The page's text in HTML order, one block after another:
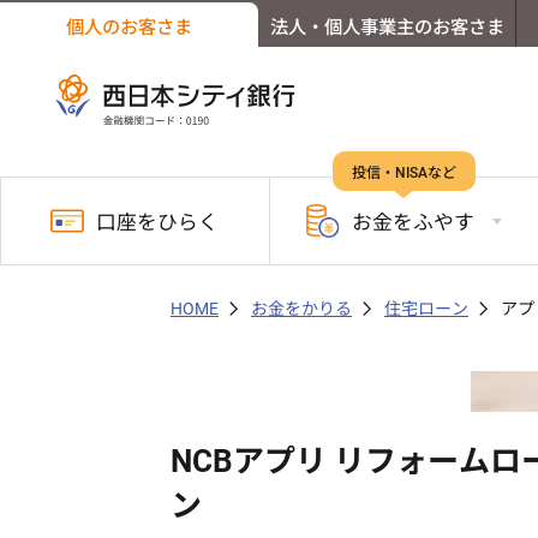
個人のお客さま 法人・個人事業主のお客さま
口座を ひらく
投信・NISAなど
お金をふやす
HOME お金をかりる 住宅ローン ア
NCBアプリ リフォームロ
ン